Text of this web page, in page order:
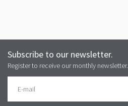
Subscribe to our newsletter.
Register to receive our monthly newsletter.